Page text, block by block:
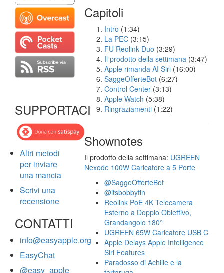
SUPPORTACI
Altri metodi
per inviare
una mancia
Scrivi una
recensione
CONTATTI
info@easyapple.org
EasyChat
@easy_apple
Capitoli
Intro (1:34)
La PEC (3:15)
FU Reolink Duo (3:29)
Il prodotto della settimana (3:47)
Apple rimanda AI Siri (16:00)
SaggeOfferteBot (6:27)
Control Center (3:13)
Apple Watch (5:38)
Ringraziamenti (1:22)
Shownotes
Il prodotto della settimana: UGREEN
Nexode 100W Caricatore a 5 Porte
@SaggeOfferteBot
@itsbobbyfin
Reolink PoE 4K Telecamera
Esterno a Doppio Obiettivo,
Grandangolo 180°
UGREEN 65W Caricatore USB C
Apple Delays Apple Intelligence
Siri Features
Paradosso di Achille e la